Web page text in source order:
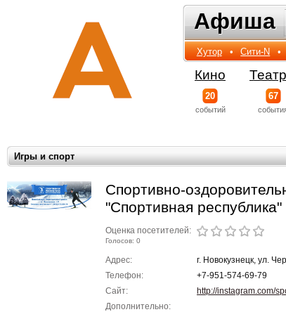
Афиша
Афиша
Хутор • Сити-N •
Кино
20
событий
67
Игры и спорт
Спортивно-
"Спортивная республика"
Оценка посетителей:
Голосов: 0
Адрес:
г. Новокузнецк, ул.
Телефон:
+7-951-574-69-79
Сайт:
http://instagram.com/
Дополнительно: